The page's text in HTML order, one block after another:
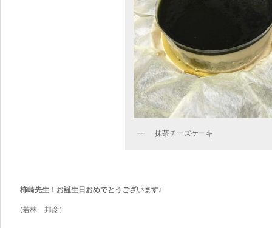
抹茶チーズケーキ
柿崎先生！お誕生日おめでとうございます♪
(若林 邦彦）